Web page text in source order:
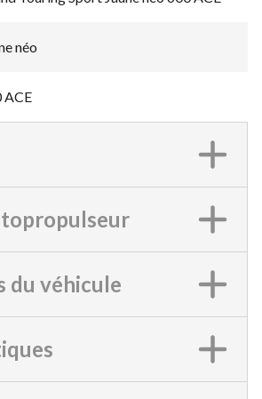
néo
ACE
du véhicule